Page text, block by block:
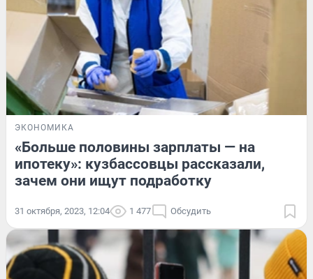
ЭКОНОМИКА
«Больше половины зарплаты — на
ипотеку»: кузбассовцы рассказали,
зачем они ищут подработку
31 октября, 2023, 12:04 1 477 Обсудить